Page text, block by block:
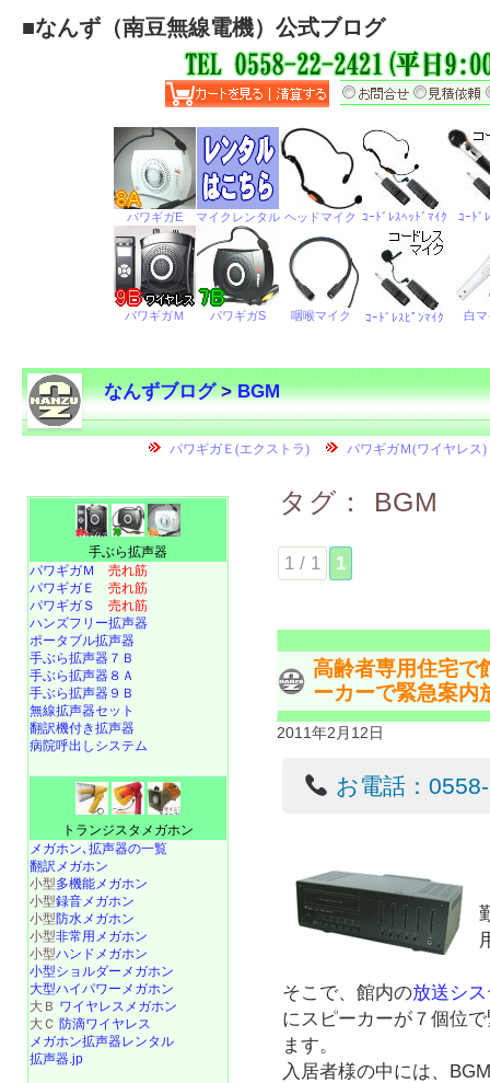
■なんず（南豆無線電機）公式ブログ
なんずブログ>BGM
タグ： BGM
1 / 1 1
高齢者専用住宅で
ーカーで緊急案内
2011年2月12日
お電話：
そこで、館内の放送シ
にスピーカーが７個位
ます。
入居者様の中には、
手ぶら拡声器
パワギガＭ 売れ筋
パワギガＥ 売れ筋
パワギガＳ 売れ筋
ハンズフリー拡声器
ポータブル拡声器
手ぶら拡声器７Ｂ
手ぶら拡声器８Ａ
手ぶら拡声器９Ｂ
無線拡声器セット
翻訳機付き拡声器
病院呼出しシステム
トランジスタメガホン
メガホン､拡声器の一覧
翻訳メガホン
小型多機能メガホン
小型録音メガホン
小型防水メガホン
小型非常用メガホン
小型ハンドメガホン
小型ショルダーメガホン
大型ハイパワーメガホン
大Ｂ ワイヤレスメガホン
大Ｃ 防滴ワイヤレス
メガホン拡声器レンタル
拡声器.jp